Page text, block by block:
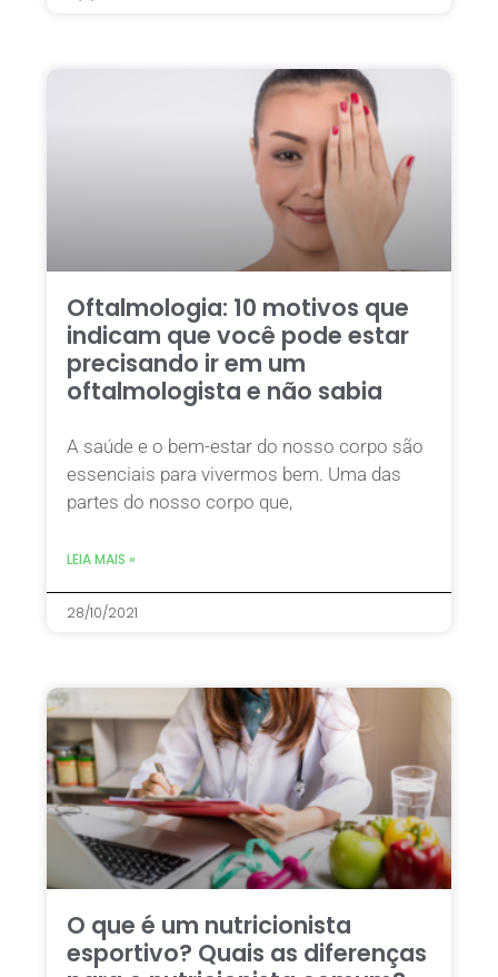
Oftalmologia: 10 motivos que
indicam que você pode estar
precisando ir em um
oftalmologista e não sabia
A saúde e o bem-estar do nosso corpo são
essenciais para vivermos bem. Uma das
partes do nosso corpo que,
LEIA MAIS »
28/10/2021
O que é um nutricionista
esportivo? Quais as diferenças